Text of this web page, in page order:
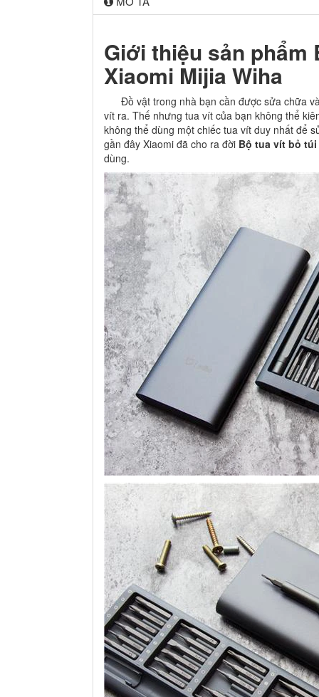
Giới thiệu sản phẩm
Xiaomi Mijia Wiha
Đồ vật trong nhà bạn cần được sửa chữa
vít ra. Thế nhưng tua vít của bạn không thể
không thể dùng một chiếc tua vít duy nhất để
gần đây Xiaomi đã cho ra đời Bộ tua vít bỏ túi
dùng.